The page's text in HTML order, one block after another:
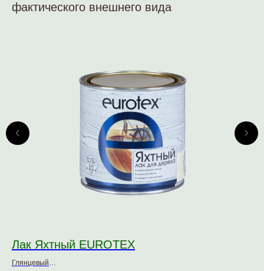
фактического внешнего вида
Лак Яхтный EUROTEX
Глянцевый